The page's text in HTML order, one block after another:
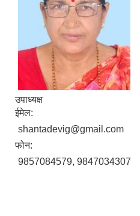
उपाध्यक्ष
ईमेल:
shantadevig@gmail.com
फोन:
9857084579, 9847034307